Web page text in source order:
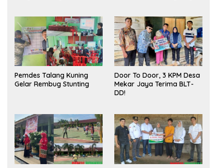
Pasar
Pemdes Talang Kuning
Gelar Rembug Stunting
Door To Door, 3 KPM Desa
Mekar Jaya Terima BLT-
DD!